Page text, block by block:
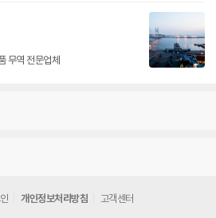
안전하고 빠르게 기계 및 산업용 제품 무역 전문업체
개인정보처리방침 고객센터